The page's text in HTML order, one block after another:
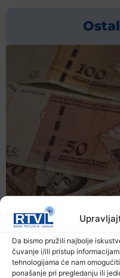
Da bismo pružili najbolje
čuvanje i/ili pristup
tehnologijama će nam
ponašanje pri pregledanju ili